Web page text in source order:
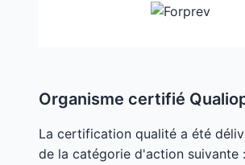
Organisme certifié
La certification qualité a été
de la catégorie d'action suivante :